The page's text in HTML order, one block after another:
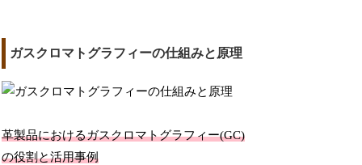
ガスクロマトグラフィーの仕組みと原理
革製品におけるガスクロマトグラフィー(GC)
の役割と活用事例